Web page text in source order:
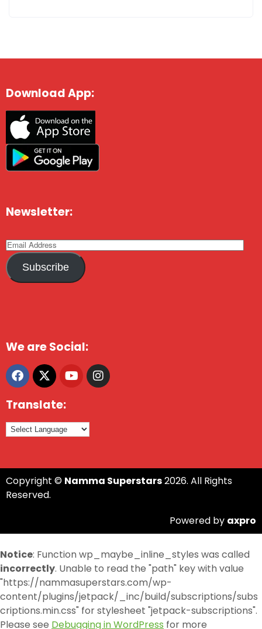
Download App:
Newsletter:
Subscribe
We are Social:
Translate:
Copyright © Namma Superstars2026. All Rights
Reserved.
Powered by axpro
Notice: Function wp_maybe_inline_styles was called
incorrectly. Unable to read the "path" key with value
"https://nammasuperstars.com/wp-
content/plugins/jetpack/_inc/build/subscriptions/subs
criptions.min.css" for stylesheet "jetpack-subscriptions".
Please see Debugging in WordPress for more